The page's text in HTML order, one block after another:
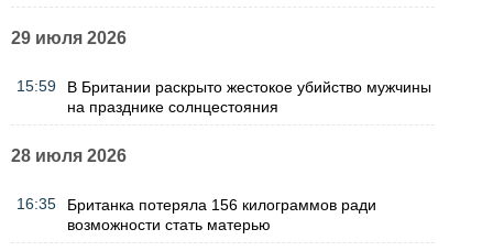
29 июля 2026
15:59
В Британии раскрыто жестокое убийство мужчины
на празднике солнцестояния
28 июля 2026
16:35
Британка потеряла 156 килограммов ради
возможности стать матерью